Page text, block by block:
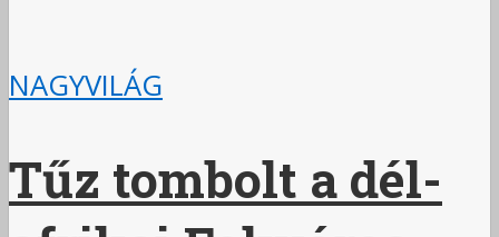
NAGYVILÁG
Tűz tombolt a dél-